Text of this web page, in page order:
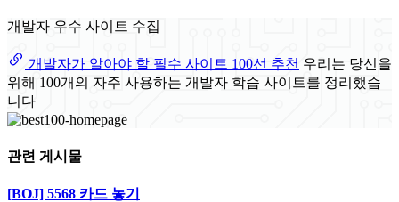
개발자 우수 사이트 수집
개발자가 알아야 할 필수 사이트 100선 추천 우리는 당신을
위해 100개의 자주 사용하는 개발자 학습 사이트를 정리했습
니다
관련 게시물
[BOJ] 5568 카드 놓기